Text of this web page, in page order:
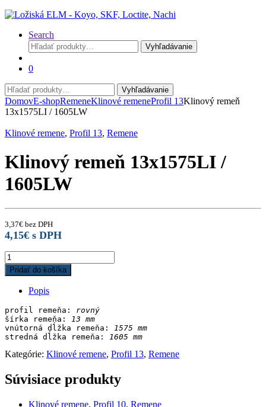
Search
Hľadať:
Vyhľadávanie
0
Hľadať:
Vyhľadávanie
DomovE-shopRemeneKlinové remeneProfil 13Klinový remeň
13x1575LI / 1605LW
Klinové remene, Profil 13, Remene
Klinový remeň 13x1575LI /
1605LW
3,37€ bez DPH
4,15€ s DPH
Klinový
remeň
13x1575LI
1605LW
quantity
Pridať do košíka
Popis
profil remeňa: rovný
šírka remeňa:
13 mm
vnútorná dĺžka remeňa:
stredná dĺžka remeňa:
Kategórie: Klinové remene, Profil 13, Remene
Súvisiace produkty
Klinové remene, Profil 10, Remene